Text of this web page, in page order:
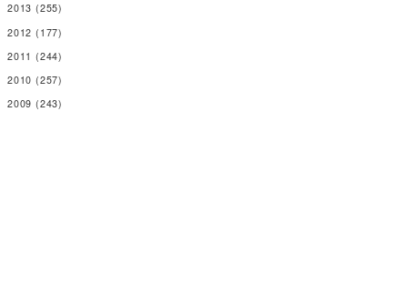
2013 (255)
2012 (177)
2011 (244)
2010 (257)
2009 (243)